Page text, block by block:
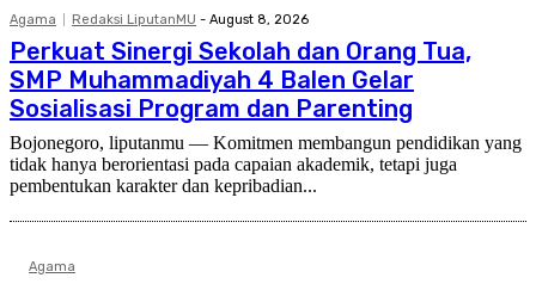
Agama Redaksi LiputanMU - August 8, 2026
Perkuat Sinergi Sekolah dan Orang Tua,
SMP Muhammadiyah 4 Balen Gelar
Sosialisasi Program dan Parenting
Bojonegoro, liputanmu — Komitmen membangun pendidikan yang
tidak hanya berorientasi pada capaian akademik, tetapi juga
pembentukan karakter dan kepribadian...
Agama